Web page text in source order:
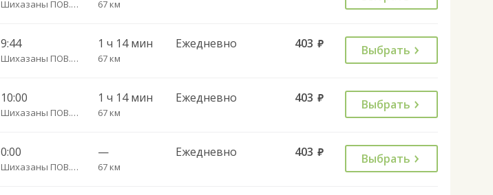
Шихазаны ПОВ.ГАИ трасса 67 км
9:44
Шихазаны ПОВ.ГАИ трасса
1 ч 14 мин
67 км
Ежедневно 403 руб. Выбрать
10:00
Шихазаны ПОВ.ГАИ трасса
1 ч 14 мин
67 км
Ежедневно 403 руб. Выбрать
0:00
Шихазаны ПОВ.ГАИ трасса
—
67 км
Ежедневно 403 руб. Выбрать